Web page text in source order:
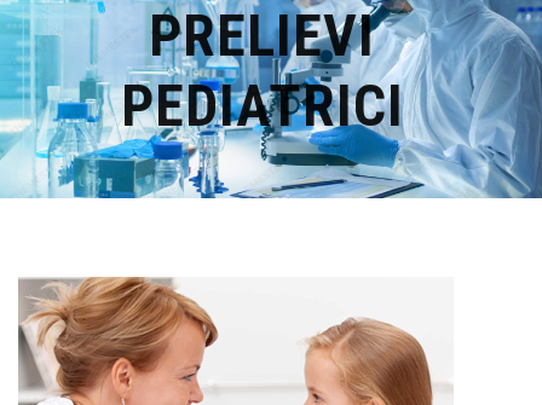
PRELIEVI
PEDIATRICI